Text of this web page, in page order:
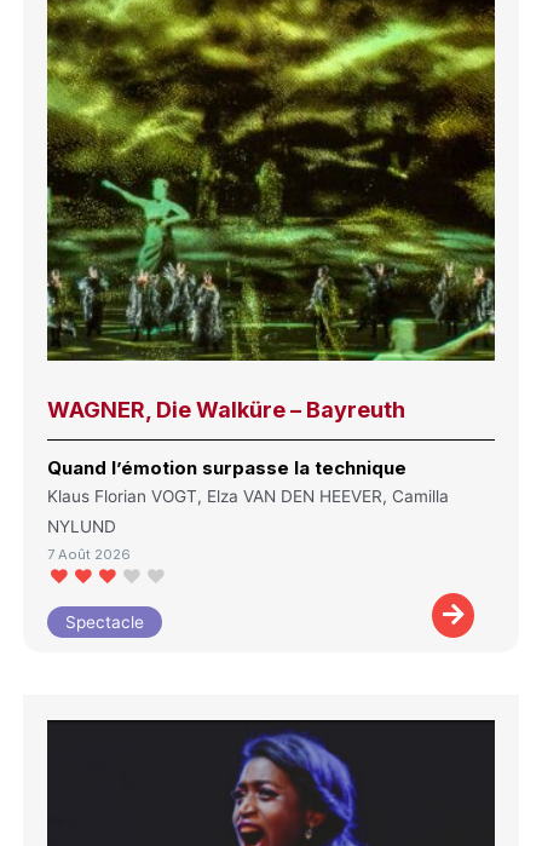
WAGNER, Die Walküre – Bayreuth
Quand l’émotion surpasse la technique
Klaus Florian VOGT, Elza VAN DEN HEEVER, Camilla
NYLUND
7 Août 2026
Spectacle